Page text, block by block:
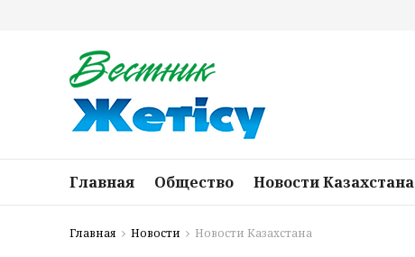
Главная Общество Новости Казахстана
Главная Новости Новости Казахстана